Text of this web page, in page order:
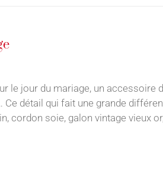
le jour du mariage, un accessoire
détail qui fait une grande
cordon soie, galon vintage vieux